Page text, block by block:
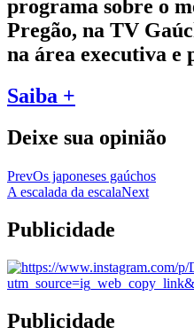
programa sobre o
Pregão, na TV
na área executiva
Saiba +
Deixe sua opinião
PrevOs japoneses gaúchos
A escalada da escalaNext
Publicidade
Publicidade